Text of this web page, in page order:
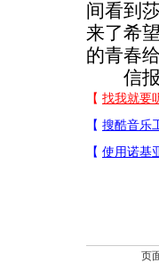
间看到
来了希
的青春
信报
页